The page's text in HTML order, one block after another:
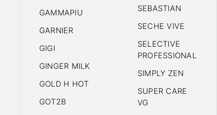
GAMMAPIU
GARNIER
GIGI
GINGER MILK
GOLD H HOT
GOT2B
SEBASTIAN
SECHE VIVE
SELECTIVE
PROFESSIONAL
SIMPLY ZEN
SUPER CARE
VG